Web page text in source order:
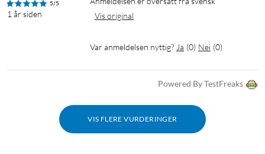
5/5
1 år siden
Vis original
Var anmeldelsen nyttig? Ja (0) Nei (0)
Powered By TestFreaks
VIS FLERE VURDERINGER